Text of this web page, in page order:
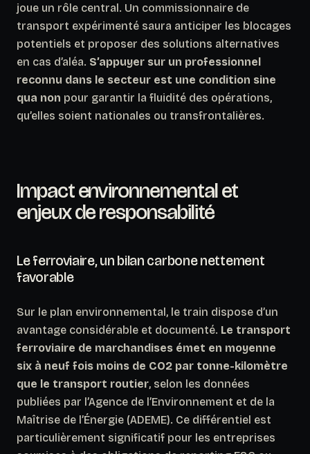
joue un rôle central. Un commissionnaire de
transport expérimenté saura anticiper les blocages
potentiels et proposer des solutions alternatives
en cas d’aléa. S’appuyer sur un professionnel
reconnu dans le secteur est une condition sine
qua non pour garantir la fluidité des opérations,
qu’elles soient nationales ou transfrontalières.
Impact environnemental et
enjeux de responsabilité
Le ferroviaire, un bilan carbone nettement
favorable
Sur le plan environnemental, le train dispose d’un
avantage considérable et documenté. Le transport
ferroviaire de marchandises émet en moyenne
six à neuf fois moins de CO2 par tonne-kilomètre
que le transport routier, selon les données
publiées par l’Agence de l’Environnement et de la
Maîtrise de l’Énergie (ADEME). Ce différentiel est
particulièrement significatif pour les entreprises